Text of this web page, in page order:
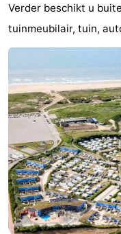
Musea
-
Monumenten
Uitkijkpunten
Attracties
-
Rondvaarten
Speeltuinen
-
Binnenspeeltuinen
-
Experiences
Wellness
Verder beschikt u
tuinmeubilair, tuin,